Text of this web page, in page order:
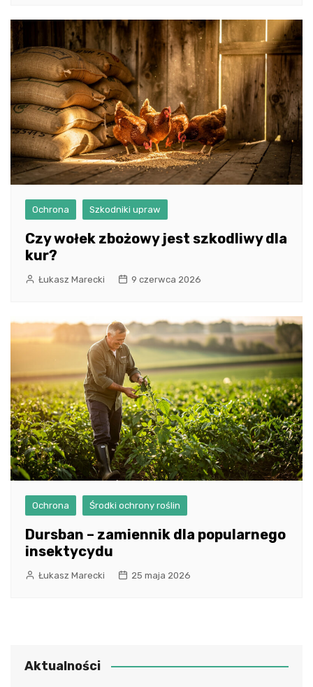
Ochrona Szkodniki upraw
Czy wołek zbożowy jest szkodliwy dla
kur?
Łukasz Marecki 9 czerwca 2026
Ochrona Środki ochrony roślin
Dursban – zamiennik dla popularnego
insektycydu
Łukasz Marecki 25 maja 2026
Aktualności